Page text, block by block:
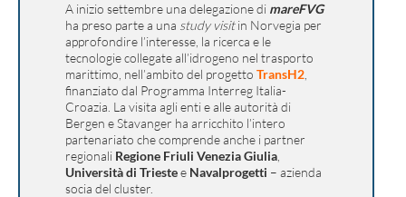
A inizio settembre una delegazione di mareFVG
ha preso parte a una study visitin Norvegia per
approfondire l’interesse, la ricerca e le
tecnologie collegate all’idrogeno nel trasporto
marittimo, nell’ambito del progetto TransH2
finanziato dal Programma Interreg Italia-
Croazia. La visita agli enti e alle autorità di
Bergen e Stavanger ha arricchito l’intero
partenariato che comprende anche i partner
regionali Regione Friuli Venezia Giulia
Università di Triestee Navalprogetti – azienda
socia del cluster.